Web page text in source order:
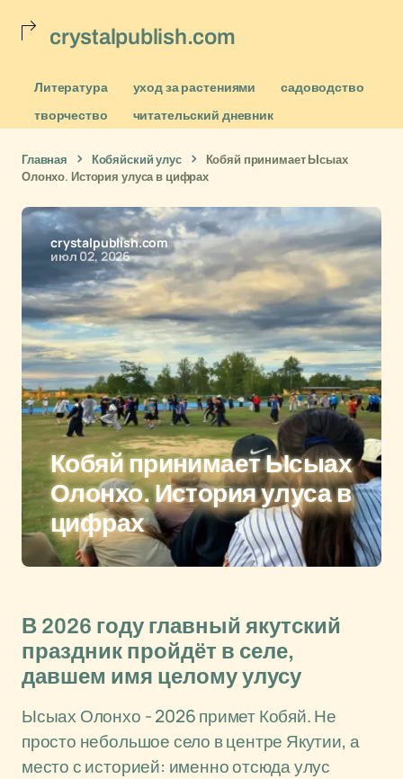
crystalpublish.com
Литература уход за растениями
садоводство
творчество
читательский дневник
Главная Кобяйский улус
Кобяй принимает Ысыах
Олонхо. История улуса в цифрах
crystalpublish.com
июл 02, 2026
Кобяй принимает Ысыах
Олонхо. История улуса в
цифрах
В 2026 году главный якутский
праздник пройдёт в селе,
давшем имя целому улусу
Ысыах Олонхо - 2026 примет Кобяй. Не
просто небольшое село в центре Якутии, а
место с историей: именно отсюда улус